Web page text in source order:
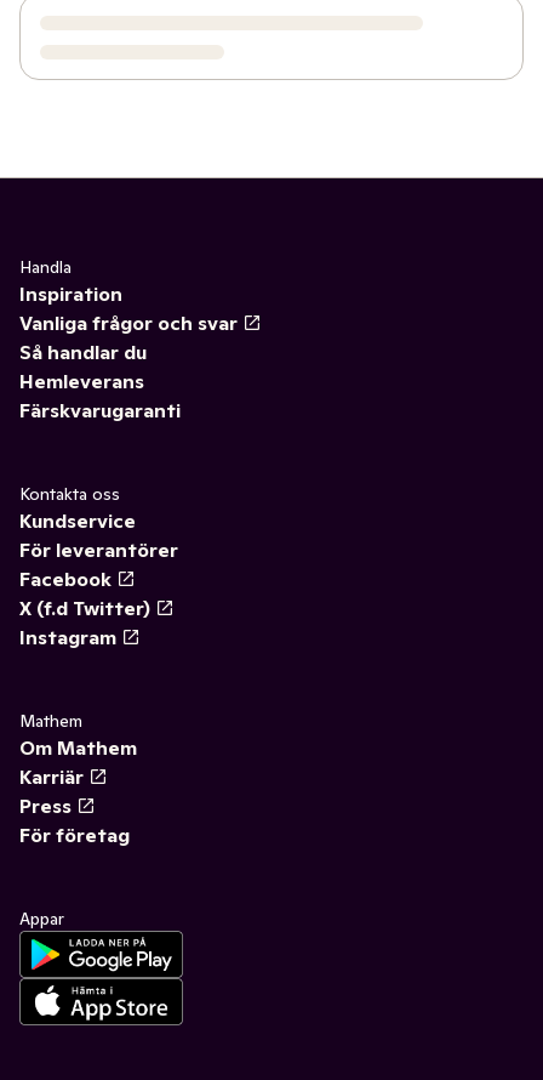
Handla
Inspiration
Vanliga frågor och svar
Så handlar du
Hemleverans
Färskvarugaranti
Kontakta oss
Kundservice
För leverantörer
Facebook
X (f.d Twitter)
Instagram
Mathem
Om Mathem
Karriär
Press
För företag
Appar